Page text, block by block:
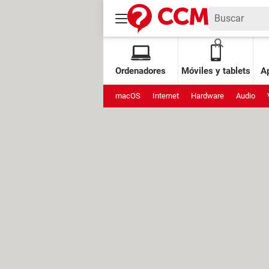
Ordenadores Móviles y tablets
macOS Internet Hardware Audio